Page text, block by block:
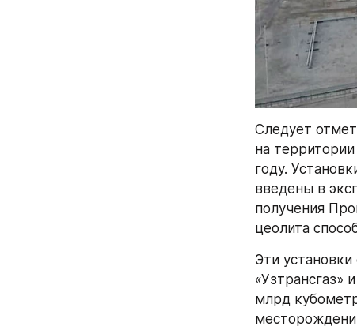
Следует
на
году.
введены в
получения
цеолита
Эти
«Узтрансгаз»
млрд